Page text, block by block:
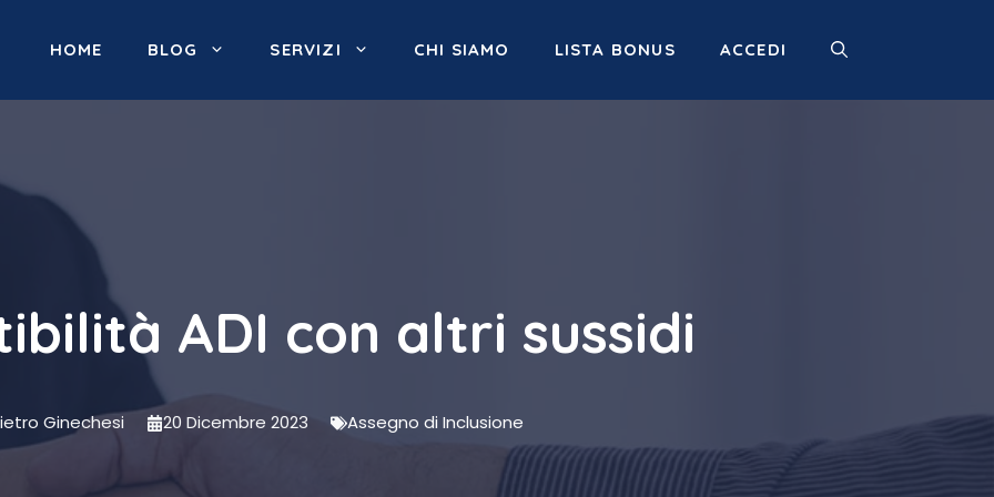
HOME BLOG SERVIZI CHI SIAMO LISTA BONUS ACCEDI
ADI con altri sussidi
Ginechesi 20 Dicembre 2023 Assegno di Inclusione